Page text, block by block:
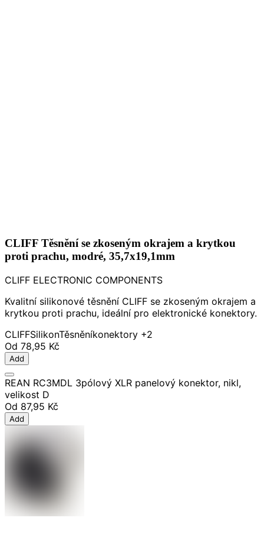
CLIFF Těsnění se zkoseným okrajem a krytkou
proti prachu, modré, 35,7x19,1mm
CLIFF ELECTRONIC COMPONENTS
Kvalitní silikonové těsnění CLIFF se zkoseným okrajem a
krytkou proti prachu, ideální pro elektronické konektory.
CLIFFSilikonTěsněníkonektory +2
Od 78,95 Kč
Add
REAN RC3MDL 3pólový XLR panelový konektor, nikl,
velikost D
Od 87,95 Kč
Add